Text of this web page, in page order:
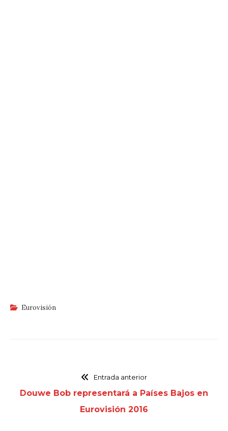
Eurovisión
Entrada anterior
Douwe Bob representará a Países Bajos en
Eurovisión 2016